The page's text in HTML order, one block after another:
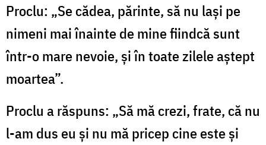
Proclu: „Se cădea, părinte, să nu lași pe
nimeni mai înainte de mine fiindcă sunt
într-o mare nevoie, și în toate zilele aștept
moartea”.
Proclu a răspuns: „Să mă crezi, frate, că nu
l-am dus eu și nu mă pricep cine este și